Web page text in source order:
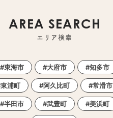
AREA SEARCH
エリア検索
東海市 大府市 知多市
東浦町 阿久比町 常滑市
半田市 武豊町 美浜町